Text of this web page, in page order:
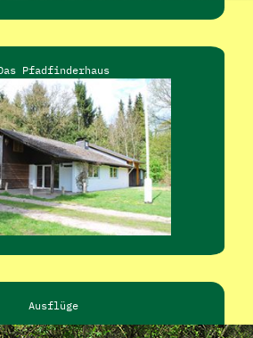
Pfadfinderhaus
Ausflüge